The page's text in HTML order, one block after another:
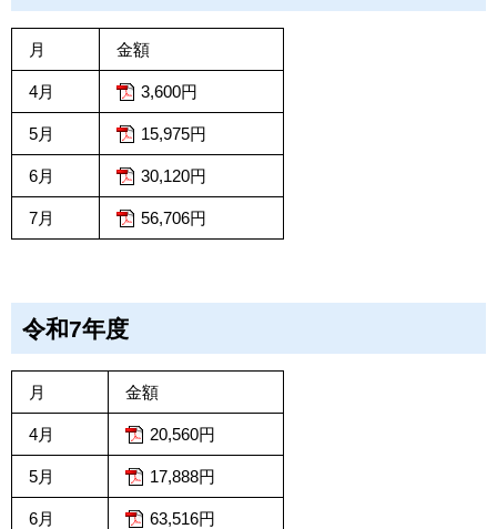
月 金額
4月 3,600円
5月 15,975円
6月 30,120円
7月 56,706円
令和7年度
月 金額
4月 20,560円
5月 17,888円
6月 63,516円